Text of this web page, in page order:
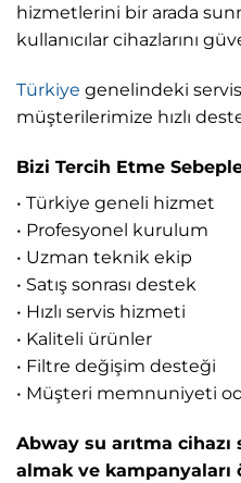
hizmetlerini bir arada
kullanıcılar cihazlarını
Türkiye genelindeki
müşterilerimize hızlı
Bizi Tercih Etme
• Türkiye geneli hizmet
• Profesyonel kurulum
• Uzman teknik ekip
• Satış sonrası destek
• Hızlı servis hizmeti
• Kaliteli ürünler
• Filtre değişim desteği
• Müşteri memnuniyeti
Abway su arıtma
almak ve